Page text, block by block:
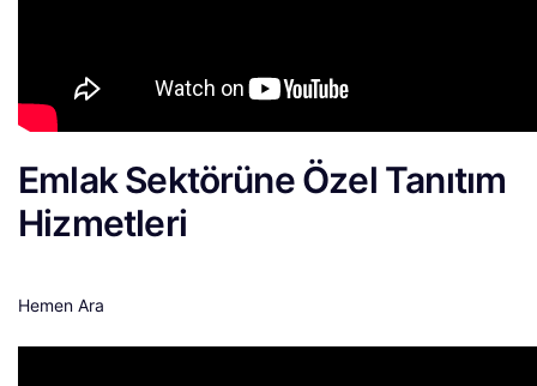
Emlak Sektörüne Özel Tanıtım
Hizmetleri
Hemen Ara